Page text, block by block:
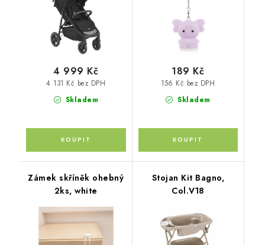
Skladem
4 131 Kč bez DPH
4 999 Kč
Skladem
156 Kč bez DPH
189 Kč
Zámek skříněk ohebný
2ks, white
Stojan Kit Bagno,
Col.V18